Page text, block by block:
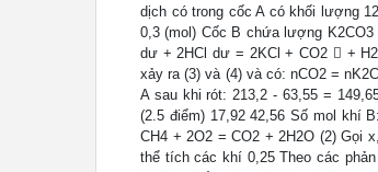
dịch có trong cốc A có khối lượng
0,3 (mol) Cốc B chứa lượng
dư + 2HCl dư = 2KCl + CO2  +
xảy ra (3) và (4) và có: nCO2 =
A sau khi rót: 213,2 - 63,55 =
(2.5 điểm) 17,92 42,56 Số mol khí
CH4 + 2O2 = CO2 + 2H2O (2) Gọi
thể tích các khí 0,25 Theo các